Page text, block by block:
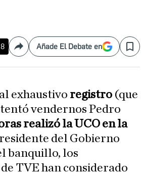
CompartirAñade El Debate en Save
exhaustivo registro (que
vendernos Pedro
realizó la UCO en la
del Gobierno
banquillo, los
TVE han considerado